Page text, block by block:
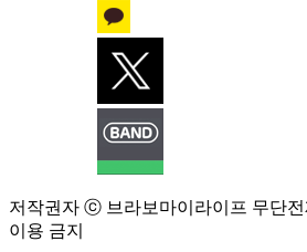
저작권자 ⓒ 브라보마이라이프 무단
이용 금지